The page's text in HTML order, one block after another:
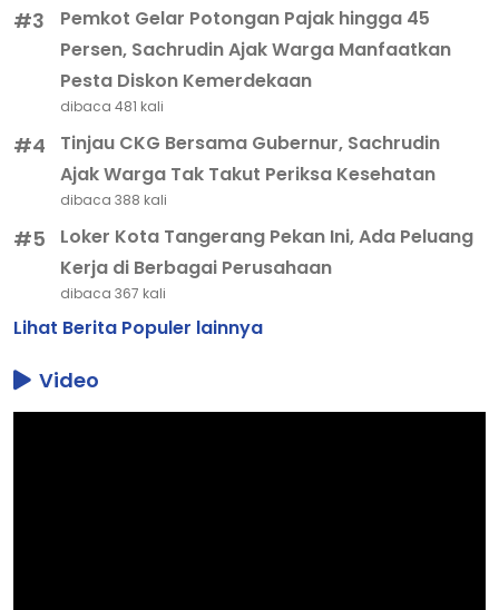
dibaca 481 kali
Tinjau CKG Bersama Gubernur, Sachrudin
Ajak Warga Tak Takut Periksa Kesehatan
dibaca 388 kali
#5
Loker Kota Tangerang Pekan Ini, Ada Peluang
Kerja di Berbagai Perusahaan
dibaca 367 kali
Lihat Berita Populer lainnya
Video